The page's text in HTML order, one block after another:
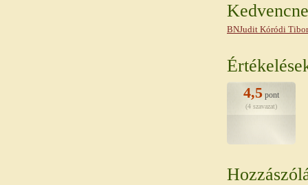
BNJudit Kóródi Tibor
4,5 pont
(4 szavazat)